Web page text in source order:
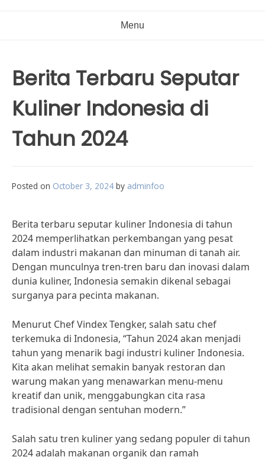
Menu
Berita Terbaru Seputar
Kuliner Indonesia di
Tahun 2024
Posted on October 3, 2024 by adminfoo
Berita terbaru seputar kuliner Indonesia di tahun
2024 memperlihatkan perkembangan yang pesat
dalam industri makanan dan minuman di tanah air.
Dengan munculnya tren-tren baru dan inovasi dalam
dunia kuliner, Indonesia semakin dikenal sebagai
surganya para pecinta makanan.
Menurut Chef Vindex Tengker, salah satu chef
terkemuka di Indonesia, “Tahun 2024 akan menjadi
tahun yang menarik bagi industri kuliner Indonesia.
Kita akan melihat semakin banyak restoran dan
warung makan yang menawarkan menu-menu
kreatif dan unik, menggabungkan cita rasa
tradisional dengan sentuhan modern.”
Salah satu tren kuliner yang sedang populer di tahun
2024 adalah makanan organik dan ramah